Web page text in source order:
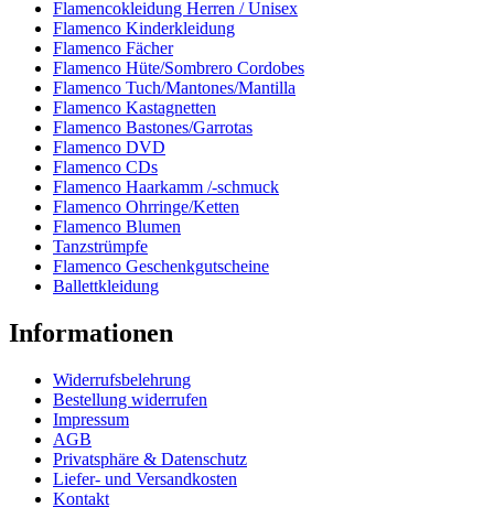
Flamencokleidung Herren / Unisex
Flamenco Kinderkleidung
Flamenco Fächer
Flamenco Hüte/Sombrero Cordobes
Flamenco Tuch/Mantones/Mantilla
Flamenco Kastagnetten
Flamenco Bastones/Garrotas
Flamenco DVD
Flamenco CDs
Flamenco Haarkamm /-schmuck
Flamenco Ohrringe/Ketten
Flamenco Blumen
Tanzstrümpfe
Flamenco Geschenkgutscheine
Ballettkleidung
Informationen
Widerrufsbelehrung
Bestellung widerrufen
Impressum
AGB
Privatsphäre & Datenschutz
Liefer- und Versandkosten
Kontakt